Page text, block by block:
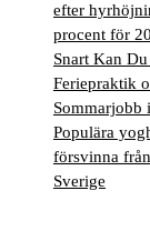
efter
procent för
Snart Kan Du
Feriepraktik
Sommarjobb
Populära
försvinna
Sverige